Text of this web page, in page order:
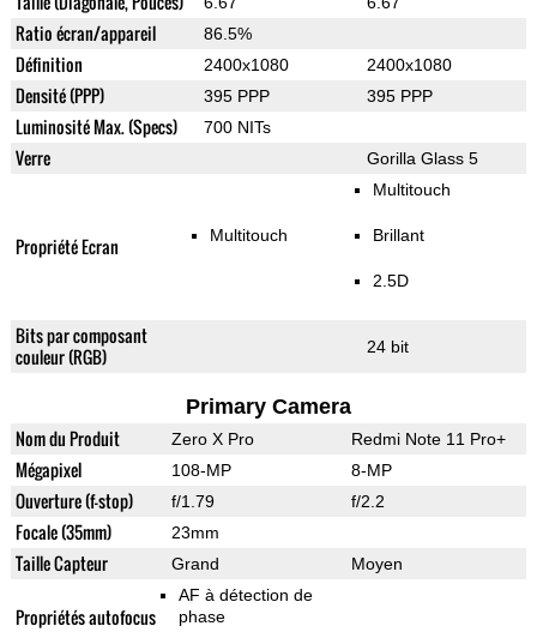
Ratio écran/appareil 86.5%
Définition 2400x1080 2400x1080
Densité (PPP) 395 PPP 395 PPP
Luminosité Max. (Specs) 700 NITs
Verre Gorilla Glass 5
Propriété Ecran Multitouch
Multitouch
Brillant
2.5D
Bits par composant
couleur (RGB)
24 bit
Primary Camera
Nom du Produit Zero X Pro Redmi Note 11 Pro+
Mégapixel 108-MP 8-MP
Ouverture (f-stop) f/1.79 f/2.2
Focale (35mm) 23mm
Taille Capteur Grand Moyen
Propriétés autofocus
AF à détection de
phase